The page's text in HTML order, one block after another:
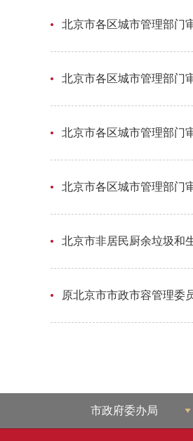
北京市各区城市管理部门
北京市各区城市管理部门
北京市各区城市管理部门
北京市各区城市管理部门
北京市非居民厨余垃圾和
原北京市市政市容管理委
市政府委办局